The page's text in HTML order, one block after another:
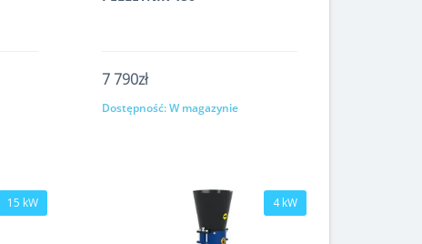
7 790zł
Kup
Dostępność:W magazynie
15 kW 4 kW